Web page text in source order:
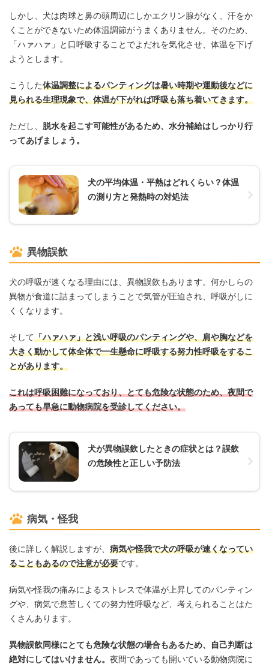
しかし、犬は肉球と鼻の頭周辺にしかエクリン腺がなく、汗をか
くことができないため体温調節がうまくありません。そのため、
「ハァハァ」と口呼吸することでよだれを気化させ、体温を下げ
ようとします。
こうした体温調整によるパンティングは暑い時期や運動後などに
見られる生理現象で、体温が下がれば呼吸も落ち着いてきます。
ただし、 脱水を起こす可能性があるため、水分補給はしっかり行
ってあげましょう。
犬の平均体温・平熱はどれくらい？体温
の測り方と発熱時の対処法
異物誤飲
犬の呼吸が速くなる理由には、異物誤飲もあります。何かしらの
異物が食道に詰まってしまうことで気管が圧迫され、呼吸がしに
くくなります。
そして「ハァハァ」と浅い呼吸のパンティングや、肩や胸などを
大きく動かして体全体で一生懸命に呼吸する努力性呼吸をするこ
とがあります。
これは呼吸困難になっており、とても危険な状態のため、夜間で
あっても早急に動物病院を受診してください。
犬が異物誤飲したときの症状とは？誤飲
の危険性と正しい予防法
病気・怪我
後に詳しく解説しますが、 病気や怪我で犬の呼吸が速くなってい
ることもあるので注意が必要です。
病気や怪我の痛みによるストレスで体温が上昇してのパンティン
グや、病気で息苦しくての努力性呼吸など、考えられることはた
くさんあります。
異物誤飲同様にとても危険な状態の場合もあるため、自己判断は
絶対にしてはいけません。 夜間であっても開いている動物病院に